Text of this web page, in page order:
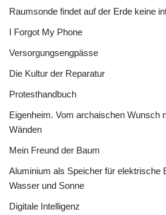
Raumsonde findet auf der Erde keine
I Forgot My Phone
Versorgungsengpässe
Die Kultur der Reparatur
Protesthandbuch
Eigenheim. Vom archaischen Wunsch
Wänden
Mein Freund der Baum
Aluminium als Speicher für elektrische
Wasser und Sonne
Digitale Intelligenz